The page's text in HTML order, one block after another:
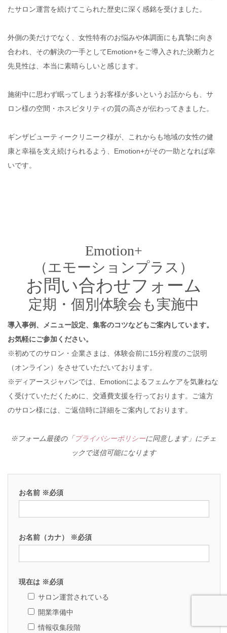
たサロン運営を続けてこられた歴史に深く感銘を受けました。
外側の美だけでなく、女性特有のお悩みや体調面にも真摯に向き
合われ、その解決の一手としてEmotion+をご導入された決断力と
先見性は、本当に素晴らしいと感じます。
施術中に思わず眠ってしまうお客様が多いというお話からも、サ
ロン様の空間・ホスピタリティの質の高さが伝わってきました。
ギンザビューティークリニーク様が、これからも地域の女性の健
康と幸福を支え続けられるよう、Emotion+がその一助となれば幸
いです。
Emotion+
（エモーションプラス）
お問い合わせフォーム
定期・個別体験会も実施中
導入事例、メニュー設定、集客のコツなどもご案内しています。
お気軽にご参加ください。
※初めてのサロン・企業さまは、体験会前に15分程度のご説明
（オンライン）をさせていただいております。
※ディアースジャパンでは、Emotionによるフェムケアを気兼ねな
く受けていただくために、交通費支援を行っております。ご遠方
のサロン様には、ご返信時に詳細をご案内しております。
※フォーム最後の「 プライバシーポリシーに同意します」にチェ
ックで送信可能になります
お名前 ※必須
お名前（カナ） ※必須
現在は ※必須
サロン運営されている
開業準備中
情報収集段階